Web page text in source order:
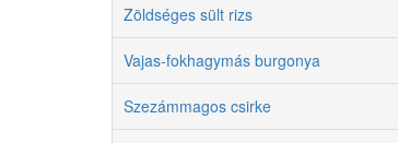
Zöldséges sült rizs
Vajas-fokhagymás burgonya
Szezámmagos csirke